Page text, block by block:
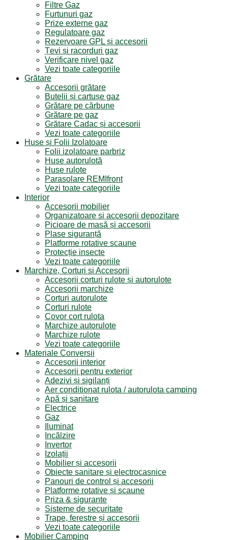
Filtre Gaz
Furtunuri gaz
Prize externe gaz
Regulatoare gaz
Rezervoare GPL și accesorii
Țevi și racorduri gaz
Verificare nivel gaz
Vezi toate categoriile
Grătare
Accesorii grătare
Butelii și cartușe gaz
Grătare pe cărbune
Grătare pe gaz
Grătare Cadac și accesorii
Vezi toate categoriile
Huse și Folii Izolatoare
Folii izolatoare parbriz
Huse autorulotă
Huse rulote
Parasolare REMIfront
Vezi toate categoriile
Interior
Accesorii mobilier
Organizatoare si accesorii depozitare
Picioare de masă și accesorii
Plase siguranță
Platforme rotative scaune
Protecție insecte
Vezi toate categoriile
Marchize, Corturi si Accesorii
Accesorii corturi rulote și autorulote
Accesorii marchize
Corturi autorulote
Corturi rulote
Covor cort rulota
Marchize autorulote
Marchize rulote
Vezi toate categoriile
Materiale Conversii
Accesorii interior
Accesorii pentru exterior
Adezivi și sigilanți
Aer conditionat rulota / autorulota camping
Apă și sanitare
Electrice
Gaz
Iluminat
Incălzire
Invertor
Izolații
Mobilier și accesorii
Obiecte sanitare și electrocasnice
Panouri de control și accesorii
Platforme rotative și scaune
Priza & sigurante
Sisteme de securitate
Trape, ferestre și accesorii
Vezi toate categoriile
Mobilier Camping